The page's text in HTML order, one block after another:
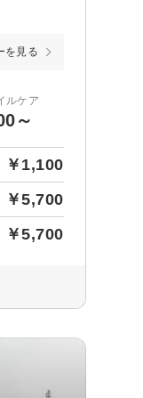
を見る
ルケア
～
￥1,100
￥5,700
￥5,700